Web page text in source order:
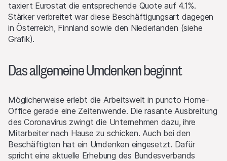
taxiert Eurostat die entsprechende Quote auf 4.1%.
Stärker verbreitet war diese Beschäftigungsart dagegen
in Österreich, Finnland sowie den Niederlanden (siehe
Grafik).
Das allgemeine Umdenken beginnt
Möglicherweise erlebt die Arbeitswelt in puncto Home-
Office gerade eine Zeitenwende. Die rasante Ausbreitung
des Coronavirus zwingt die Unternehmen dazu, ihre
Mitarbeiter nach Hause zu schicken. Auch bei den
Beschäftigten hat ein Umdenken eingesetzt. Dafür
spricht eine aktuelle Erhebung des Bundesverbands